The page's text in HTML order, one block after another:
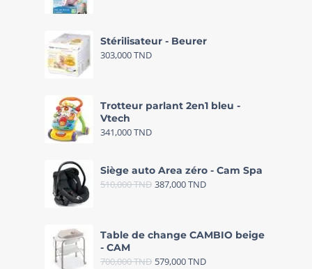
Stérilisateur - Beurer
303,000TND
Trotteur parlant 2en1 bleu -
Vtech
341,000TND
Siège auto Area zéro - Cam Spa
510,000TND 387,000TND
Table de change CAMBIO beige
- CAM
700,000TND 579,000TND